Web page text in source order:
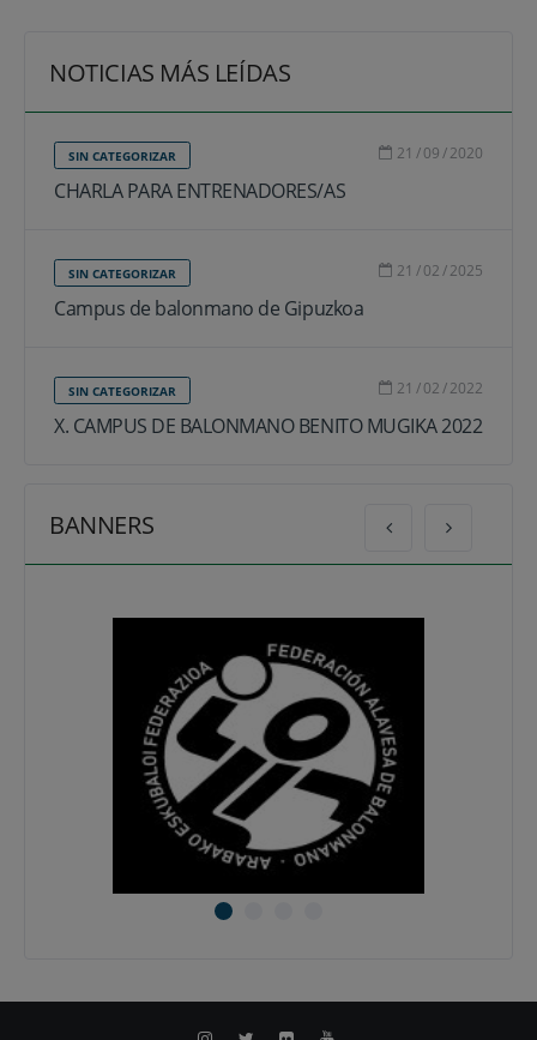
NOTICIAS MÁS LEÍDAS
SIN CATEGORIZAR 21 /09/2020
CHARLA PARA ENTRENADORES/AS
SIN CATEGORIZAR 21 /02/2025
Campus de balonmano de Gipuzkoa
SIN CATEGORIZAR 21 /02/2022
X. CAMPUS DE BALONMANO BENITO MUGIKA 2022
BANNERS